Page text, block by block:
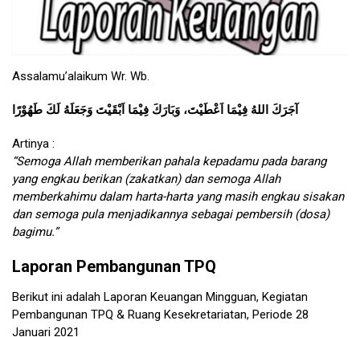
Assalamu’alaikum Wr. Wb.
آجَرَكَ اللهُ فِيْمَا اَعْطَيْتَ، وَبَارَكَ فِيْمَا اَبْقَيْتَ وَجَعَلَهُ لَكَ طَهُوْرًا
Artinya :
“Semoga Allah memberikan pahala kepadamu pada barang
yang engkau berikan (zakatkan) dan semoga Allah
memberkahimu dalam harta-harta yang masih engkau sisakan
dan semoga pula menjadikannya sebagai pembersih (dosa)
bagimu.”
Laporan Pembangunan TPQ
Berikut ini adalah Laporan Keuangan Mingguan, Kegiatan
Pembangunan TPQ & Ruang Kesekretariatan, Periode 28
Januari 2021